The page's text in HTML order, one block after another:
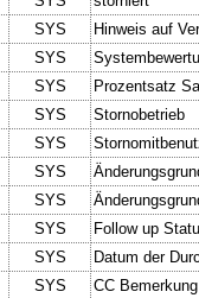
SYS
Hinweis auf
SYS
SYS
Prozentsatz
SYS
Stornobetrieb
SYS
SYS
SYS
SYS
Follow up
SYS
Datum der
SYS
CC